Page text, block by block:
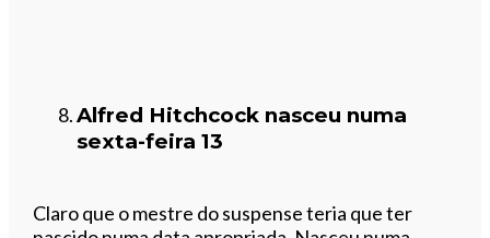
Alfred Hitchcock nasceu numa
sexta-feira 13
Claro que o mestre do suspense teria que ter